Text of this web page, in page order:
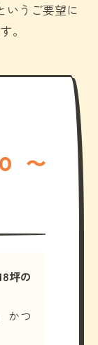
いうご要望に
。
〜
坪の
かつ